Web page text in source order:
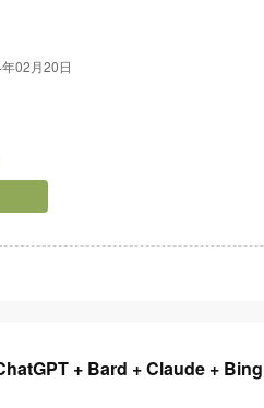
02月20日
+ Bard + Claude +
+ Gamma——「文字、繪圖、